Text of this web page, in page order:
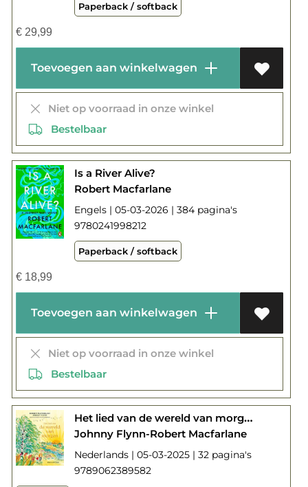
Paperback / softback
€29,99
Toevoegen aan winkelwagen
Niet op voorraad in onze winkel
Bestelbaar
Is a River Alive?
Robert Macfarlane
Engels | 05-03-2026 | 384 pagina's
9780241998212
Paperback / softback
€18,99
Toevoegen aan winkelwagen
Niet op voorraad in onze winkel
Bestelbaar
Het lied van de wereld van morgen
Johnny Flynn-Robert Macfarlane
Nederlands | 05-03-2025 | 32 pagina's
9789062389582